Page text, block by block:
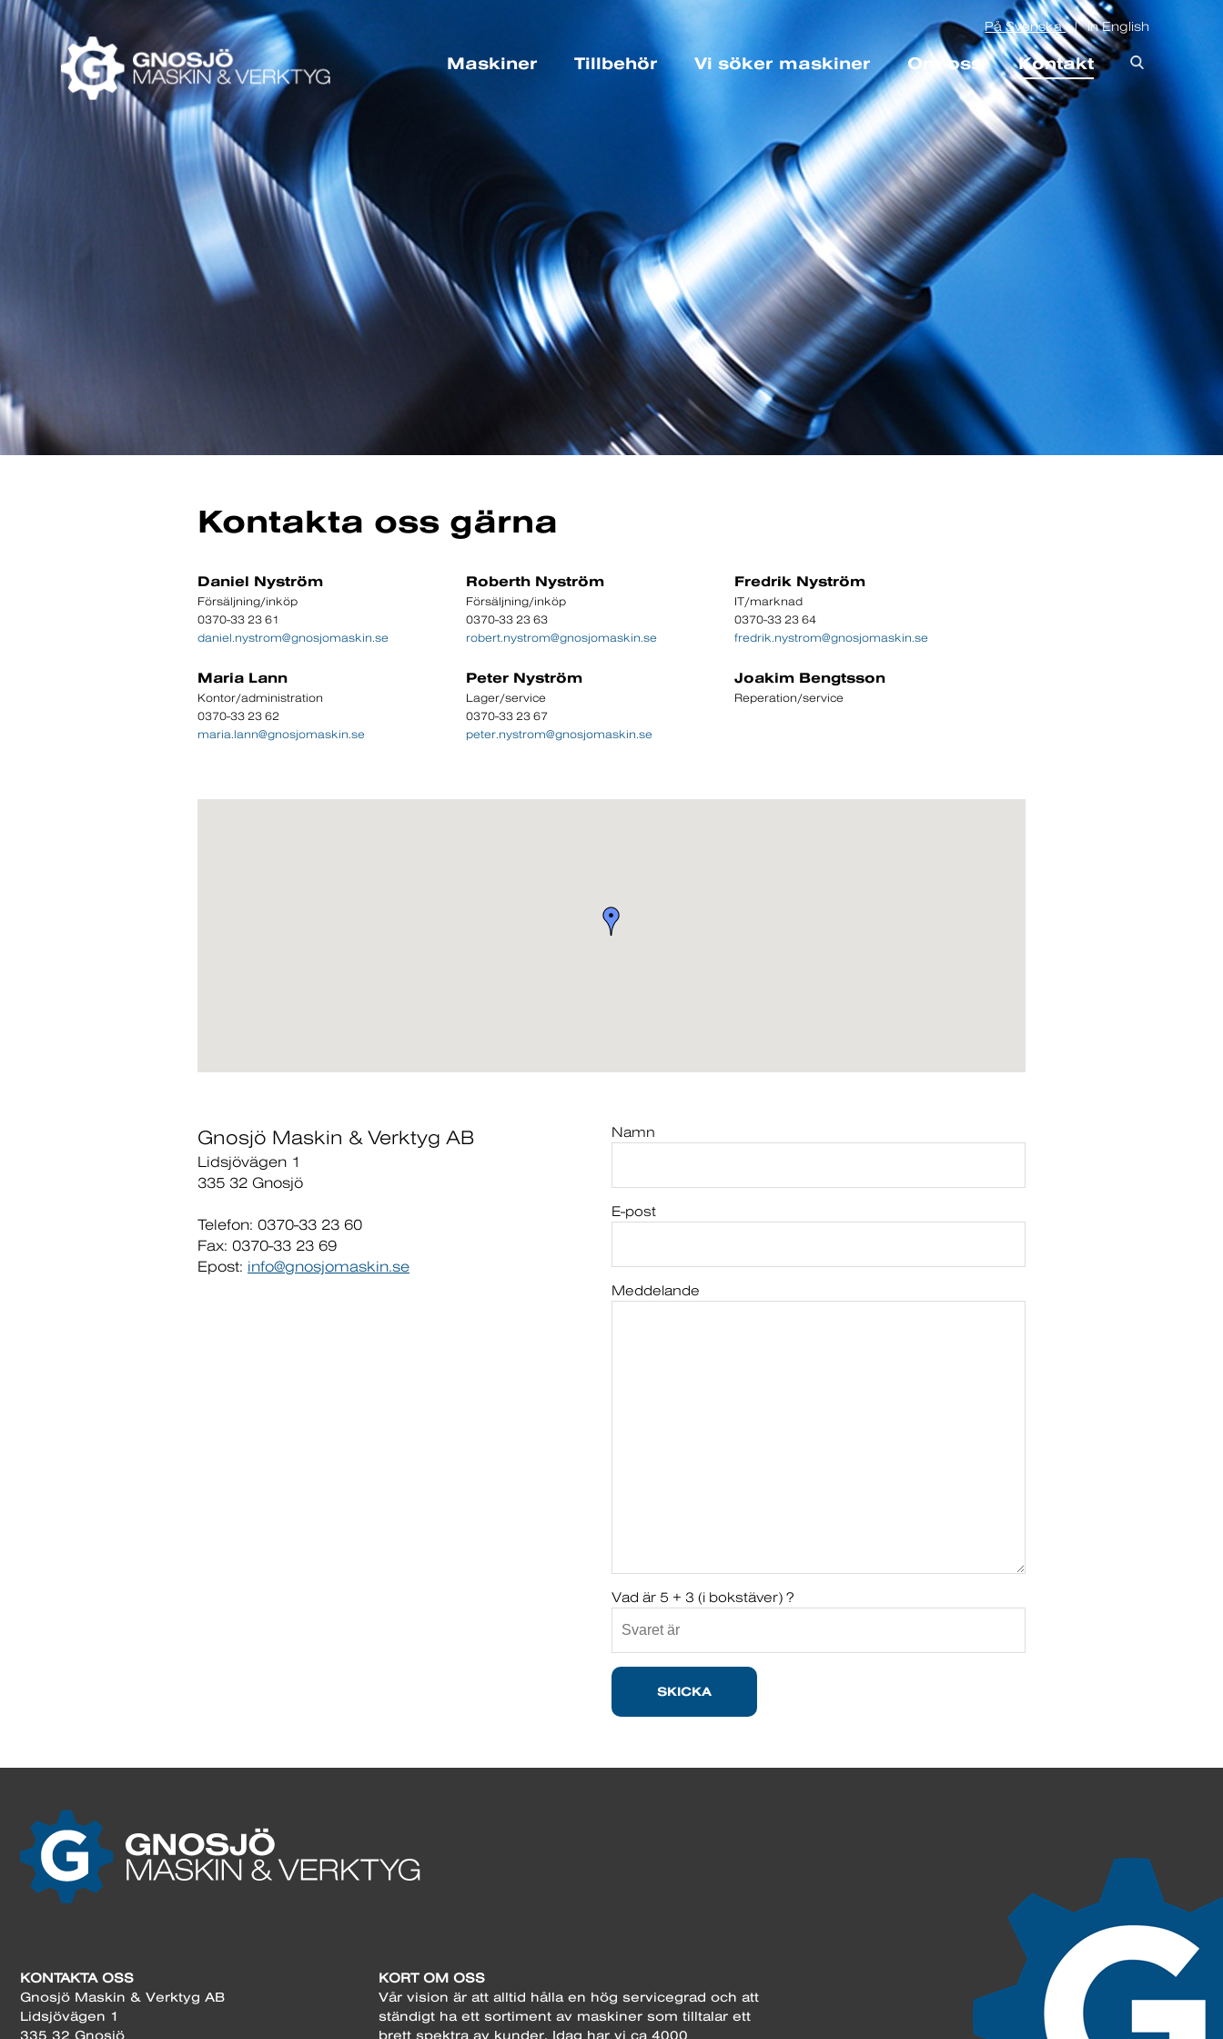
På Svenska | In English
Maskiner Tillbehör Vi söker maskiner Om oss Kontakt
Kontakta oss gärna
Daniel Nyström
Försäljning/inköp
0370-33 23 61
daniel.nystrom@gnosjomaskin.se
Roberth Nyström
Försäljning/inköp
0370-33 23 63
robert.nystrom@gnosjomaskin.se
Fredrik Nyström
IT/marknad
0370-33 23 64
fredrik.nystrom@gnosjomaskin.se
Maria Lann
Kontor/administration
0370-33 23 62
maria.lann@gnosjomaskin.se
Peter Nyström
Lager/service
0370-33 23 67
peter.nystrom@gnosjomaskin.se
Joakim Bengtsson
Reperation/service
Gnosjö Maskin & Verktyg AB
Lidsjövägen 1
335 32 Gnosjö
Telefon: 0370-33 23 60
Fax: 0370-33 23 69
Epost: info@gnosjomaskin.se
Namn
E-post
Meddelande
Vad är 5 + 3 (i bokstäver) ?
SKICKA
KONTAKTA OSS
Gnosjö Maskin & Verktyg AB
Lidsjövägen 1
335 32 Gnosjö
KORT OM OSS
Vår vision är att alltid hålla en hög servicegrad och att
ständigt ha ett sortiment av maskiner som tilltalar ett
brett spektra av kunder. Idag har vi ca 4000